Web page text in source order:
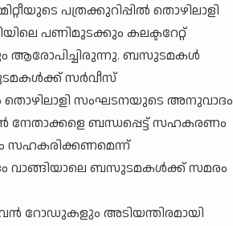
പത്രക്കുറിപ്പില്‍ തൊഴിലാളി
പണിമുടക്കും കലക്ടറേറ്റ്
ആരോപിച്ചിരുന്നു. ബസുടമകള്‍
സര്‍വീസ്
തൊഴിലാളി സംഘടനയുടെ അനുവാദം
നേതാക്കളെ ബന്ധപ്പെട്ട് സഹകരണം
സഹകരിക്കണമെന്ന്
വാങ്ങിയാലെ ബസുടമകള്‍ക്ക് സമരം
റോഡുകളും അടിയന്തിരമായി